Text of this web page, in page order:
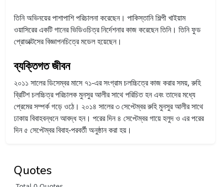
তিনি অভিনয়ের পাশাপাশি পরিচালনা করেছেন। পাকিস্তানি শিল্পী খাইয়াম
ওয়াসিরের একটি গানের ভিডিওচিত্র নির্দেশনার কাজ করেছেন তিনি। তিনি ফুড
প্রোডাক্টসের বিজ্ঞাপনচিত্রে মডেল হয়েছেন।
ব্যক্তিগত জীবন
২০১১ সালের ডিসেম্বর মাসে ৭১-এর সংগ্রাম চলচ্চিত্রে কাজ করার সময়, রুহি
ব্রিটিশ চলচ্চিত্র পরিচালক মুনসুর আলীর সাথে পরিচিত হন এবং তাদের মধ্যে
প্রেমের সম্পর্ক গড়ে ওঠে। ২০১৪ সালের ৩ সেপ্টেম্বর রুহি মুনসুর আলীর সাথে
ঢাকায় বিবাহবন্ধনে আবদ্ধ হন। পরের দিন ৪ সেপ্টেম্বর গায়ে হলুদ ও এর পরের
দিন ৫ সেপ্টেম্বর বিবাহ-পরবর্তী অনুষ্ঠান করা হয়।
Quotes